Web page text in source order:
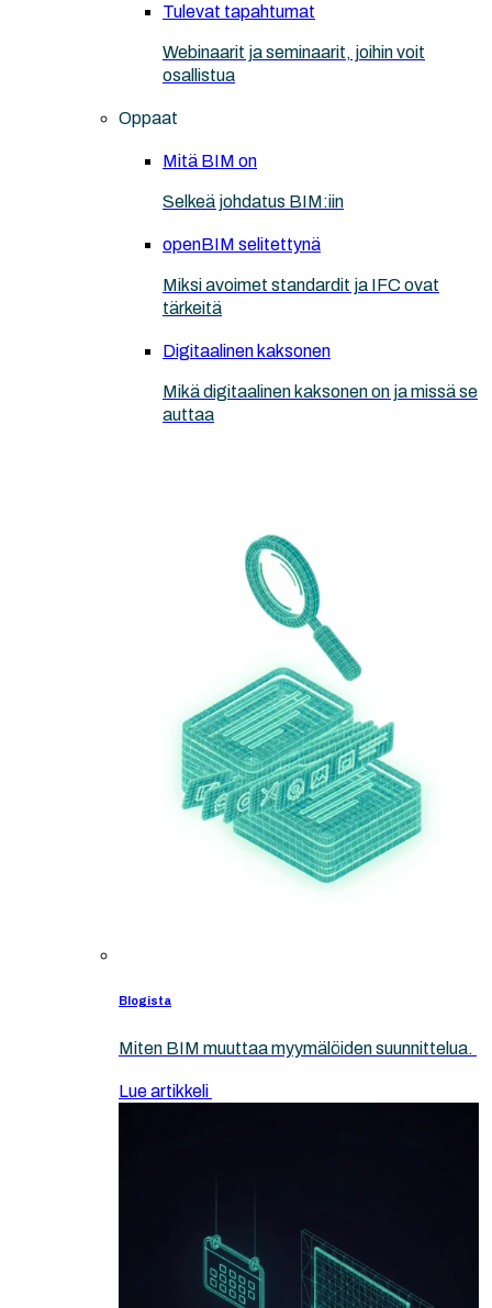
Tulevat tapahtumat
Webinaarit ja seminaarit, joihin voit
osallistua
Oppaat
Mitä BIM on
Selkeä johdatus BIM:iin
openBIM selitettynä
Miksi avoimet standardit ja IFC ovat
tärkeitä
Digitaalinen kaksonen
Mikä digitaalinen kaksonen on ja missä se
auttaa
Blogista
Miten BIM muuttaa myymälöiden suunnittelua.
Lue artikkeli